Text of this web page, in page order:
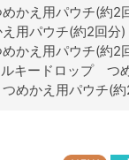
かえ用パウチ(約2
用パウチ(約2回分)
かえ用パウチ(約2
キードロップ つ
めかえ用パウチ(約